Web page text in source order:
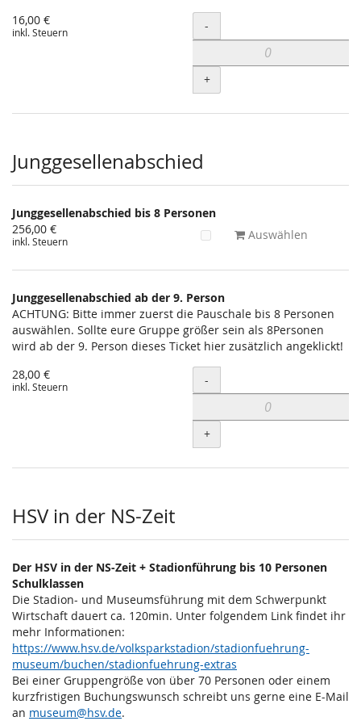
16,00 €
inkl. Steuern Menge
-
+
Junggesellenabschied
Junggesellenabschied bis 8 Personen
256,00 €
inkl. Steuern Auswählen
Junggesellenabschied ab der 9. Person
ACHTUNG: Bitte immer zuerst die Pauschale bis 8 Personen
auswählen. Sollte eure Gruppe größer sein als 8Personen
wird ab der 9. Person dieses Ticket hier zusätzlich angeklickt!
28,00 €
inkl. Steuern Menge
-
+
HSV in der NS-Zeit
Der HSV in der NS-Zeit + Stadionführung bis 10 Personen
Schulklassen
Die Stadion- und Museumsführung mit dem Schwerpunkt
Wirtschaft dauert ca. 120min. Unter folgendem Link findet ihr
mehr Informationen:
https://www.hsv.de/volksparkstadion/stadionfuehrung-
museum/buchen/stadionfuehrung-extras
Bei einer Gruppengröße von über 70 Personen oder einem
kurzfristigen Buchungswunsch schreibt uns gerne eine E-Mail
an museum@hsv.de.